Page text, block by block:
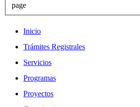
page
Inicio
Trámites Registrales
Servicios
Programas
Proyectos